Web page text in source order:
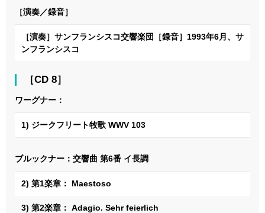
［演奏／録音］
［演奏］サンフランシスコ交響楽団［録音］1993年6月、サ
ンフランシスコ
［CD 8］
ワーグナー：
1) ジークフリート牧歌 WWV 103
ブルックナー：交響曲 第6番 イ長調
2) 第1楽章： Maestoso
3) 第2楽章： Adagio. Sehr feierlich